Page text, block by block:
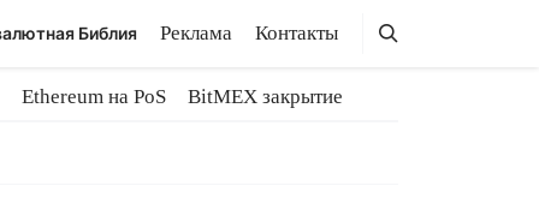
Библия Реклама Контакты Поиск
Поиск
Ethereum на PoS BitMEX закрытие